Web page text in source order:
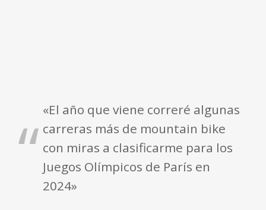
«El año que viene correré algunas
carreras más de mountain bike
con miras a clasificarme para los
Juegos Olímpicos de París en
2024»